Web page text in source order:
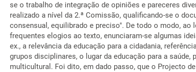
se o trabalho de integração de opiniões e pareceres
realizado a nível da 2.ª Comissão, qualificando-se o
consensual, equilibrado e preciso". De todo o modo, ao
frequentes elogios ao texto, enunciaram-se algumas
ex., a relevância da educação para a cidadania,
grupos disciplinares, o lugar da educação para a saúde,
multicultural. Foi dito, em dado passo, que o Projecto